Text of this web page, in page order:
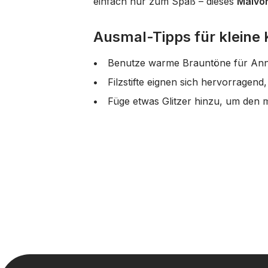
Ausmal-Tipps für kleine
Benutze warme Brauntöne für
Filzstifte eignen sich
Füge etwas Glitzer hinzu, um den